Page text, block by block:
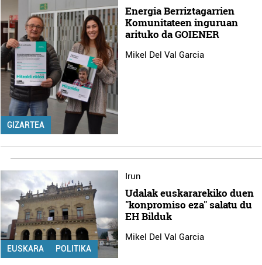
GIZARTEA
Energia Berriztagarrien
Komunitateen inguruan
arituko da GOIENER
Mikel Del Val Garcia
EUSKARA POLITIKA
Irun
Udalak euskararekiko duen
"konpromiso eza" salatu du
EH Bilduk
Mikel Del Val Garcia